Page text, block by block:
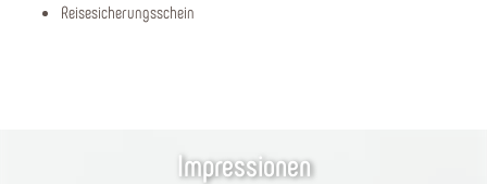
Reisesicherungsschein
Impressionen